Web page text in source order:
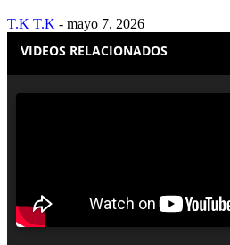
T.K T.K - mayo 7, 2026
VIDEOS RELACIONADOS